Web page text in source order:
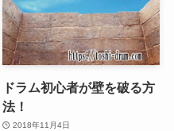
ドラム初心者が壁を破る方
法！
2018年11月4日